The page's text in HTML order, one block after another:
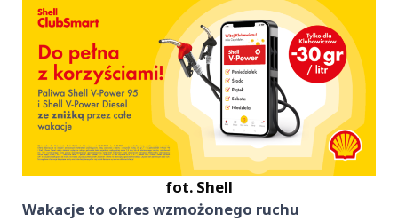
fot. Shell
Wakacje to okres wzmożonego ruchu